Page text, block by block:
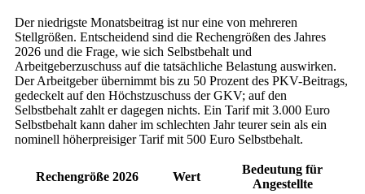
Der niedrigste Monatsbeitrag ist nur eine von mehreren
Stellgrößen. Entscheidend sind die Rechengrößen des Jahres
2026 und die Frage, wie sich Selbstbehalt und
Arbeitgeberzuschuss auf die tatsächliche Belastung auswirken.
Der Arbeitgeber übernimmt bis zu 50 Prozent des PKV-Beitrags,
gedeckelt auf den Höchstzuschuss der GKV; auf den
Selbstbehalt zahlt er dagegen nichts. Ein Tarif mit 3.000 Euro
Selbstbehalt kann daher im schlechten Jahr teurer sein als ein
nominell höherpreisiger Tarif mit 500 Euro Selbstbehalt.
Rechengröße 2026 Wert
Bedeutung für
Angestellte